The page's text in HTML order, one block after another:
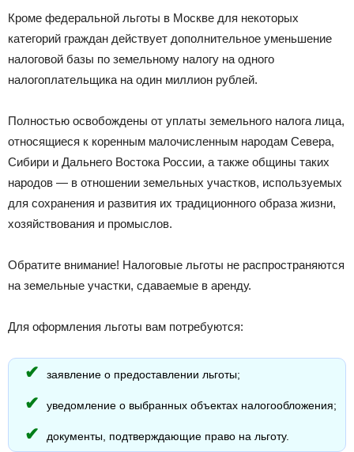
Кроме федеральной льготы в Москве для некоторых
категорий граждан действует дополнительное уменьшение
налоговой базы по земельному налогу на одного
налогоплательщика на один миллион рублей.
Полностью освобождены от уплаты земельного налога лица,
относящиеся к коренным малочисленным народам Севера,
Сибири и Дальнего Востока России, а также общины таких
народов — в отношении земельных участков, используемых
для сохранения и развития их традиционного образа жизни,
хозяйствования и промыслов.
Обратите внимание! Налоговые льготы не распространяются
на земельные участки, сдаваемые в аренду.
Для оформления льготы вам потребуются:
заявление о предоставлении льготы;
уведомление о выбранных объектах налогообложения;
документы, подтверждающие право на льготу.